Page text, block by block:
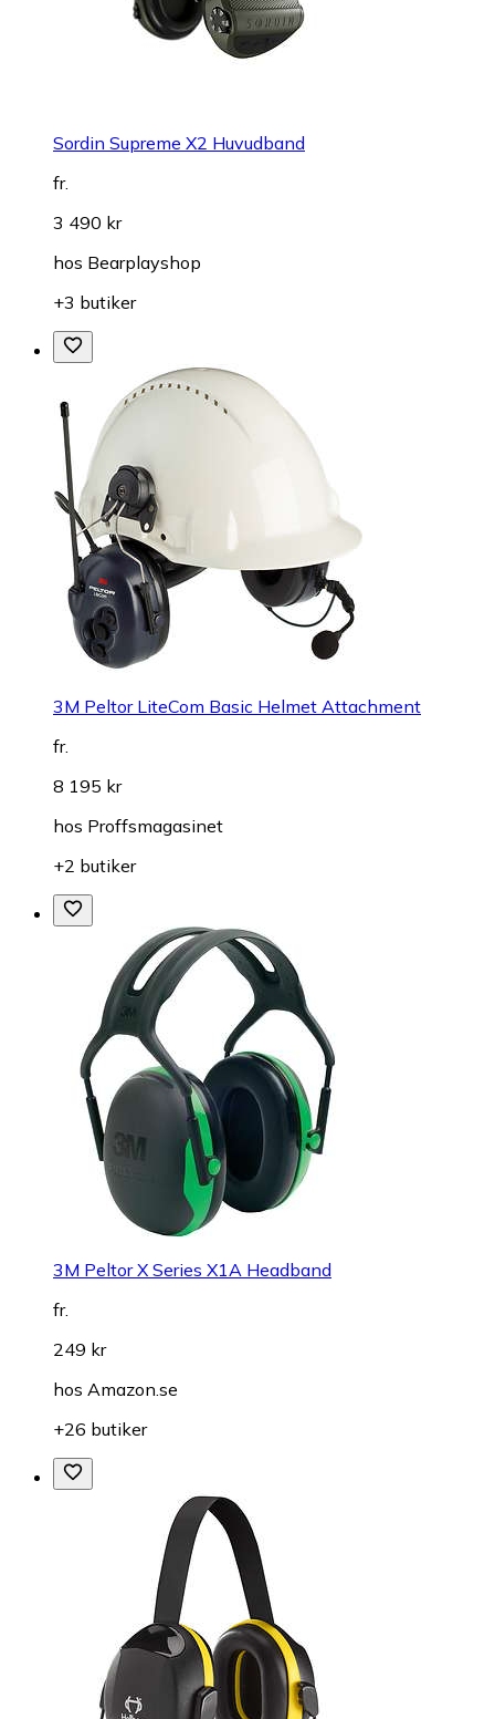
Sordin Supreme X2 Huvudband
fr.
3 490 kr
hos Bearplayshop
+3 butiker
3M Peltor LiteCom Basic Helmet Attachment
fr.
8 195 kr
hos Proffsmagasinet
+2 butiker
3M Peltor X Series X1A Headband
fr.
249 kr
hos Amazon.se
+26 butiker